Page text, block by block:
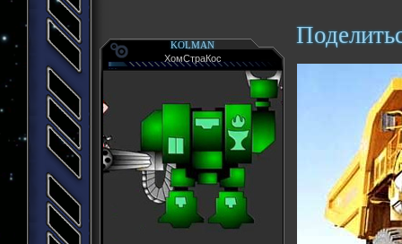
KOLMAN
ХомСтраКос